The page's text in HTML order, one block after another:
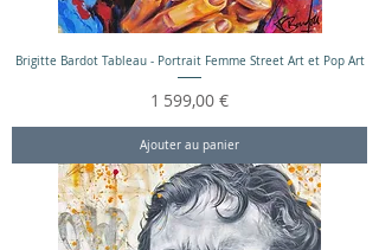
Brigitte Bardot Tableau - Portrait Femme Street Art et Pop Art
Prix
1 599,00 €
Ajouter au panier